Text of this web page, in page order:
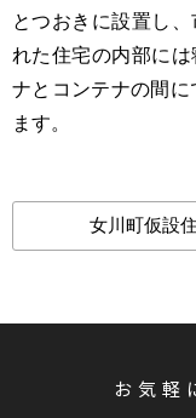
とつおきに設置し
れた住宅の内部に
ナとコンテナの間に
ます。
女川町仮設
お気軽